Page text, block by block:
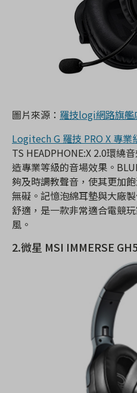
圖片來源： 羅技logi網路旗艦
Logitech G 羅技 PRO X 專
TS HEADPHONE:X 2.0環繞
造專業等級的音場效果。
夠及時調教聲音，使其更加
無礙。 記憶泡綿耳墊與大廠
舒適，是一款非常適合電競
風。
2.微星 MSI IMMERSE